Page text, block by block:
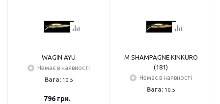
WAGIN AYU
Немає в наявності
Вага: 10.5
796грн.
M SHAMPAGNE KINKURO
(181)
Немає в наявності
Вага: 10.5